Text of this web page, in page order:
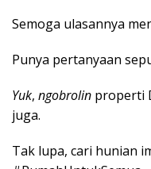
Semoga ulasannya
Punya pertanyaan
Yuk, ngobrolin properti
juga.
Tak lupa, cari hunian